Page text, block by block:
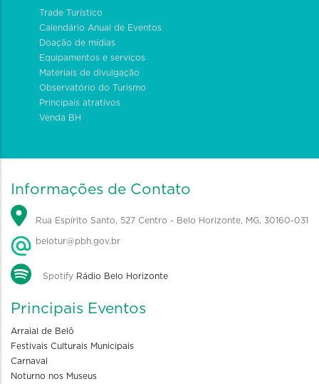
Trade Turístico
Calendário Anual de Eventos
Doação de mídias
Equipamentos e serviços
Materiais de divulgação
Observatório do Turismo
Principais atrativos
Venda BH
Informações de Contato
Rua Espírito Santo, 527 Centro - Belo Horizonte, MG, 30160-031
belotur@pbh.gov.br
Spotify Rádio Belo Horizonte
Principais Eventos
Arraial de Belô
Festivais Culturais Municipais
Carnaval
Noturno nos Museus